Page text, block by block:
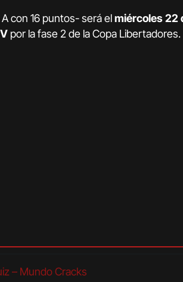
con 16 puntos- será elmiércoles 22
por la fase 2 de la Copa Libertadores.
– Mundo Cracks